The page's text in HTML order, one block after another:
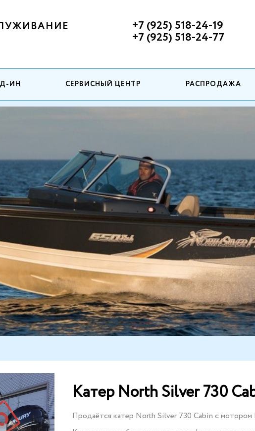
+7 (925) 518-24-19
+7 (925) 518-24-77
ИН СЕРВИСНЫЙ ЦЕНТР РАСПРОДАЖА
Катер North Silver 730
Продаётся катер North Silver 730 Cabin с мотором